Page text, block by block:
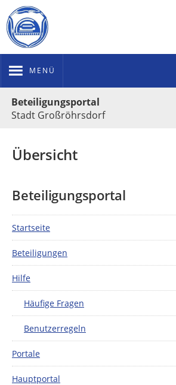
MENÜ
Beteiligungsportal
Stadt Großröhrsdorf
Übersicht
Beteiligungsportal
Startseite
Beteiligungen
Hilfe
Häufige Fragen
Benutzerregeln
Portale
Hauptportal